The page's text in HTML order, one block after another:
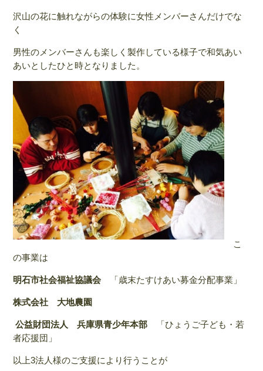
沢山の花に触れながらの体験に女性メンバーさんだけでな
く
男性のメンバーさんも楽しく製作している様子で和気あい
あいとしたひと時となりました。
こ
の事業は
明石市社会福祉協議会 「歳末たすけあい募金分配事業」
株式会社 大地農園
公益財団法人兵庫県青少年本部
「ひょうご子ども・若
者応援団」
以上3法人様のご支援により行うことが